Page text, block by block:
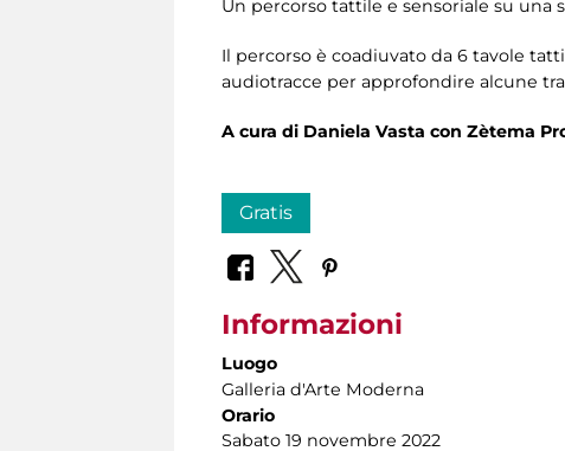
Un percorso tattile e sensoriale su una
Il percorso è coadiuvato da 6 tavole
audiotracce per approfondire alcune
A cura di Daniela Vasta con Zètema
Gratis
Informazioni
Luogo
Galleria d'Arte Moderna
Orario
Sabato 19 novembre 2022